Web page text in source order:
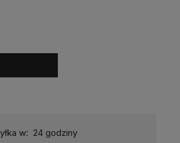
w: 24 godziny